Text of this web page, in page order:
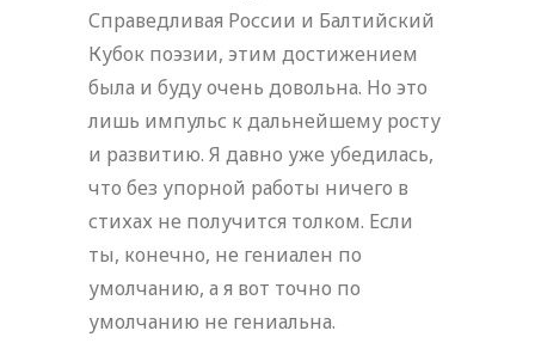
Справедливая России и Балтийский
Кубок поэзии, этим достижением
была и буду очень довольна. Но это
лишь импульс к дальнейшему росту
и развитию. Я давно уже убедилась,
что без упорной работы ничего в
стихах не получится толком. Если
ты, конечно, не гениален по
умолчанию, а я вот точно по
умолчанию не гениальна.